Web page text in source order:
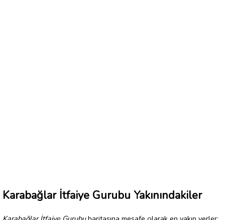
Karabağlar İtfaiye Gurubu Yakınındakiler